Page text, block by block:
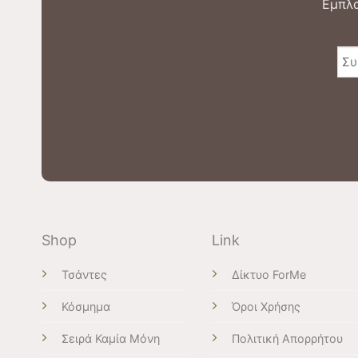
Shop
Τσάντες
Κόσμημα
Σειρά Καμία Μόνη
Link
Δίκτυο ForMe
Όροι Χρήσης
Πολιτική Απορρήτου